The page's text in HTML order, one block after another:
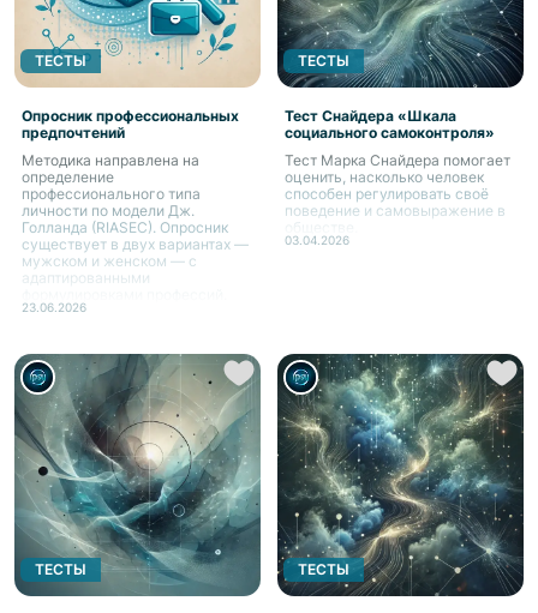
ТЕСТЫ
Опросник профессиональных
предпочтений
Методика направлена на
определение
профессионального типа
личности по модели Дж.
Голланда (RIASEC). Опросник
существует в двух вариантах —
мужском и женском — с
адаптированными
23.06.2026
ТЕСТЫ
Тест Снайдера «Шкала
социального самоконтроля»
Тест Марка Снайдера помогает
оценить, насколько человек
способен регулировать своё
поведение и самовыражение в
03.04.2026
ТЕСТЫ ТЕСТЫ